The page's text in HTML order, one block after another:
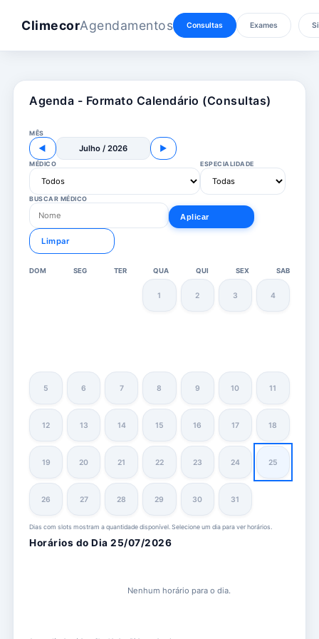
ClimecorAgendamentos Consultas Exames
Agenda - Formato Calendário (Consultas)
MÊS
◀ Julho / 2026 ▶
MÉDICO ESPECIALIDADE
BUSCAR MÉDICO
Aplicar
Limpar
DOM SEG TER QUA QUI SEX SAB
1 2 3 4
5 6 7 8 9 10 11
12 13 14 15 16 17 18
19 20 21 22 23 24 25
26 27 28 29 30 31
Dias com slots mostram a quantidade disponível. Selecione um dia para ver horários.
Horários do Dia 25/07/2026
Nenhum horário para o dia.